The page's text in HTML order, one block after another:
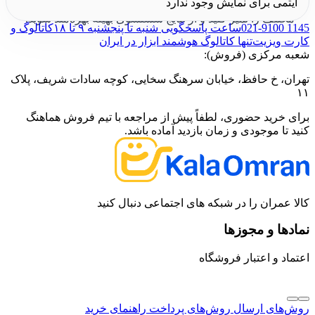
مختلف را تمیز کنید و از نتایج شستشوی بهینه بهره‌مند شوید.
021-9100 1145ساعت پاسخگویی شنبه تا پنجشنبه ۹ تا ۱۸
کاتالوگ و
کارت ویزیتتنها کاتالوگ هوشمند ابزار در ایران
شعبه مرکزی (فروش):
تهران، خ حافظ، خیابان سرهنگ سخایی، کوچه سادات شریف، پلاک
۱۱
برای خرید حضوری، لطفاً پیش از مراجعه با تیم فروش هماهنگ
کنید تا موجودی و زمان بازدید آماده باشد.
کالا عمران را در شبکه های اجتماعی دنبال کنید
نمادها و مجوزها
اعتماد و اعتبار فروشگاه
روش‌های ارسال روش‌های پرداخت راهنمای خرید